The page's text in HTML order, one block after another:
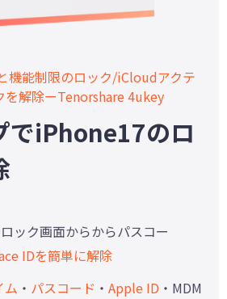
機能制限のロック/iCloudアクテ
を解除ーTenorshare 4ukey
でiPhone17のロ
ック画面からからパスコー
IDを簡単に解除
ム ・ パスコード ・ Apple ID ・MDM